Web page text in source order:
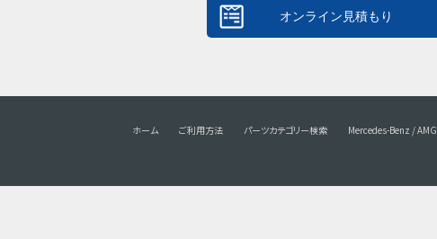
ホーム ご利用方法 パーツカテゴリー検索 Mercedes-Benz / AMG